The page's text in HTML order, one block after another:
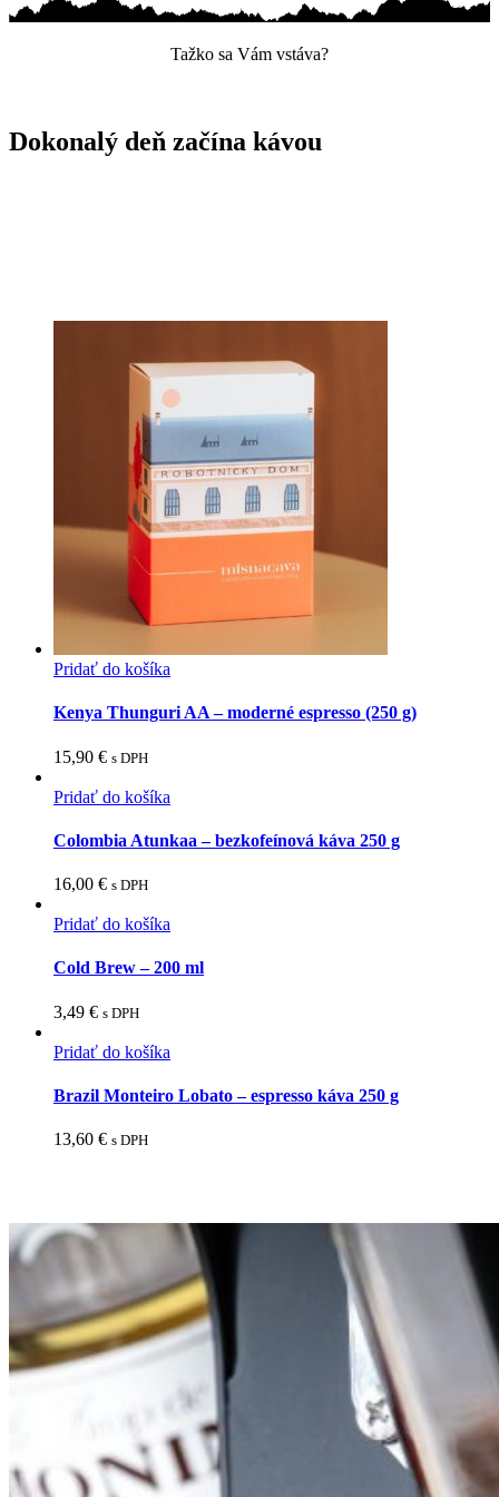
Tažko sa Vám vstáva?
Dokonalý deň začína kávou
Pridať do košíka
Kenya Thunguri AA – moderné espresso (250 g)
15,90 € s DPH
Pridať do košíka
Colombia Atunkaa – bezkofeínová káva 250 g
16,00 € s DPH
Pridať do košíka
Cold Brew – 200 ml
3,49 € s DPH
Pridať do košíka
Brazil Monteiro Lobato – espresso káva 250 g
13,60 € s DPH